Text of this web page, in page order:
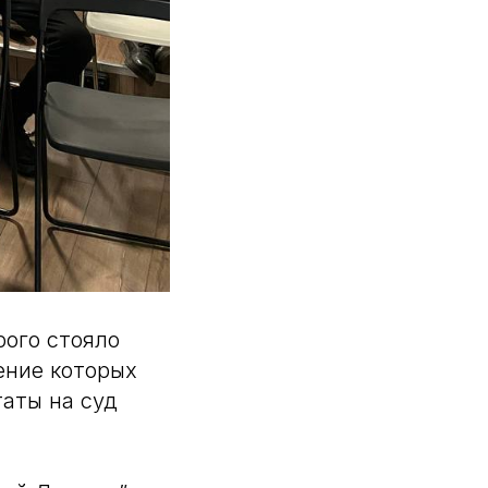
стояло
которых
на суд